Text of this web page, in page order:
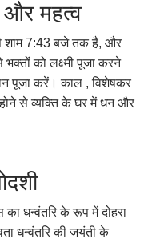
और महत्व
शाम 7:43 बजे तक है, और
को लक्ष्मी पूजा करने
पूजा करें। काल , विशेषकर
से व्यक्ति के घर में धन और
धन्वंतरि के रूप में दोहरा
धन्वंतरि की जयंती के